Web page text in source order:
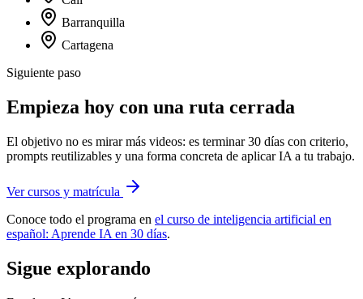
Barranquilla
Cartagena
Siguiente paso
Empieza hoy con una ruta cerrada
El objetivo no es mirar más videos: es terminar 30 días con criterio,
prompts reutilizables y una forma concreta de aplicar IA a tu trabajo.
Ver cursos y matrícula
Conoce todo el programa en el curso de inteligencia artificial en
español: Aprende IA en 30 días.
Sigue explorando